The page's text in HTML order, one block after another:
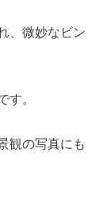
、微妙なビン
す。
観の写真にも